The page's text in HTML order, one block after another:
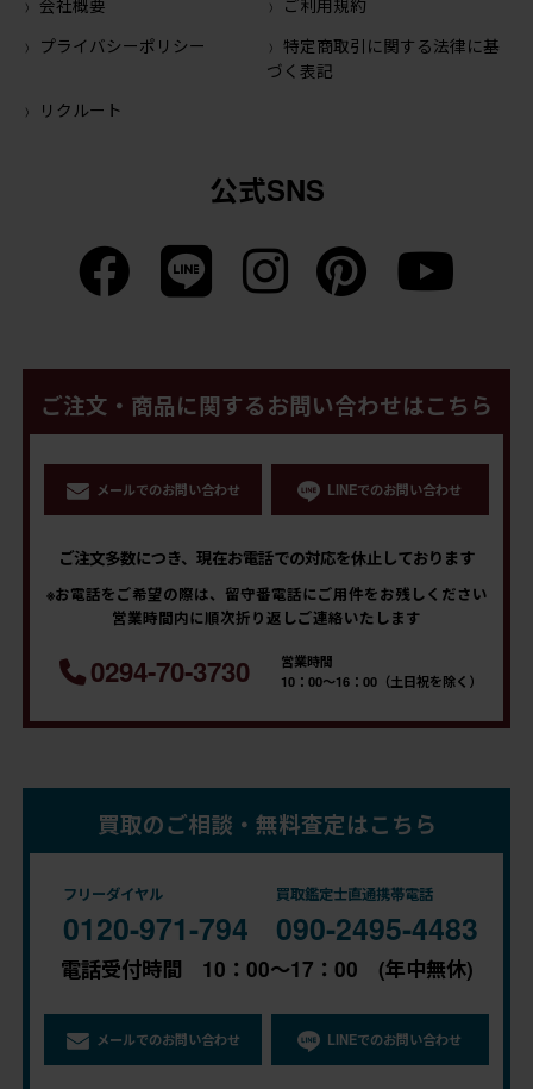
会社概要
ご利用規約
プライバシーポリシー
特定商取引に関する法律に基
づく表記
リクルート
公式SNS
ご注文・商品に関するお問い合わせはこちら
メールでのお問い合わせ LINEでのお問い合わせ
ご注文多数につき、現在お電話での対応を休止しております
※お電話をご希望の際は、留守番電話にご用件をお残しください
営業時間内に順次折り返しご連絡いたします
0294-70-3730
営業時間
10：00～16：00（土日祝を除く）
買取のご相談・無料査定はこちら
フリーダイヤル
0120-971-794
買取鑑定士直通携帯電話
090-2495-4483
電話受付時間 10：00～17：00 (年中無休)
メールでのお問い合わせ LINEでのお問い合わせ